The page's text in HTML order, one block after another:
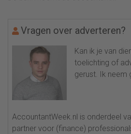
Vragen over adverteren?
Kan ik je van
toelichting of
gerust. Ik neem
AccountantWeek.nl is onderdeel
partner voor (finance)